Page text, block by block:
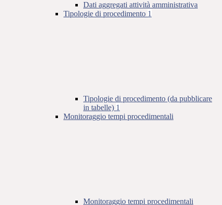
Dati aggregati attività amministrativa
Tipologie di procedimento 1
Tipologie di procedimento (da pubblicare
in tabelle) 1
Monitoraggio tempi procedimentali
Monitoraggio tempi procedimentali